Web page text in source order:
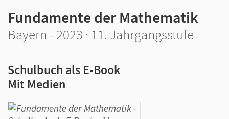
Fundamente der Mathematik
Bayern - 2023 · 11. Jahrgangsstufe
Schulbuch als E-Book
Mit Medien